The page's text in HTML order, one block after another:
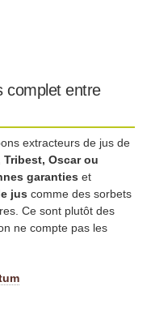
complet entre
extracteurs de jus de
Tribest, Oscar ou
garanties et
jus comme des sorbets
Ce sont plutôt des
ne compte pas les